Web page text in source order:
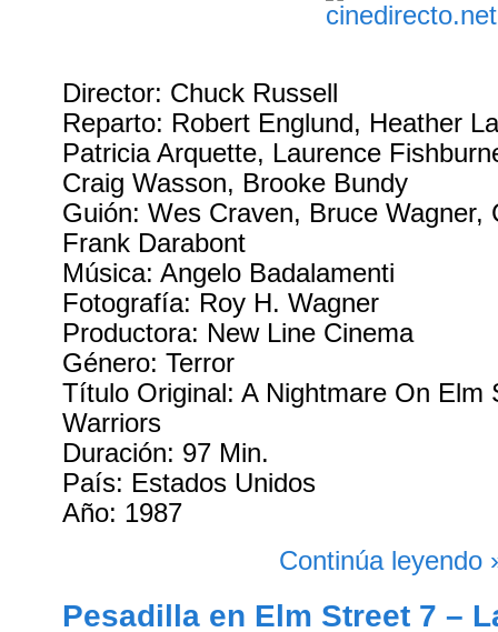
Director: Chuck Russell
Reparto: Robert Englund, Heather
Patricia Arquette, Laurence
Craig Wasson, Brooke Bundy
Guión: Wes Craven, Bruce Wagner,
Frank Darabont
Música: Angelo Badalamenti
Fotografía: Roy H. Wagner
Productora: New Line Cinema
Género: Terror
Título Original: A Nightmare On Elm
Warriors
Duración: 97 Min.
País: Estados Unidos
Año: 1987
Continúa leyendo
Pesadilla en Elm Street 7 –